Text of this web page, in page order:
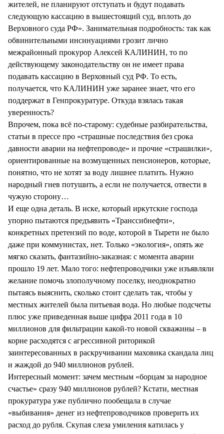
жителей, не планируют отступать и будут подавать
следующую кассацию в вышестоящий суд, вплоть до
Верховного суда РФ». Занимательная подробность: так как
обвинительными инсинуациями грозит лично
межрайонный прокурор Алексей КАЛИНИН, то по
действующему законодательству он не имеет права
подавать кассацию в Верховный суд РФ. То есть,
получается, что КАЛИНИН уже заранее знает, что его
поддержат в Генпрокуратуре. Откуда взялась такая
уверенность?
Впрочем, пока всё по-старому: судебные разбирательства,
статьи в прессе про «страшные последствия без срока
давности аварии на нефтепроводе» и прочие «страшилки»,
ориентированные на возмущенных пенсионеров, которые,
понятно, что не хотят за воду лишнее платить. Нужно
народный гнев потушить, а если не получается, отвести в
чужую сторону…
И еще одна деталь. В иске, который иркутские господа
упорно пытаются предъявить «Транссибнефти»,
конкретных претензий по воде, которой в Тырети не было
даже при коммунистах, нет. Только «экология», опять же
мягко сказать, фантазийно-заказная: с момента аварии
прошло 19 лет. Мало того: нефтепроводчики уже изъявляли
желание помочь злополучному поселку, неоднократно
пытаясь выяснить, сколько стоит сделать так, чтобы у
местных жителей была питьевая вода. Но любые подсчеты
плюс уже приведенная выше цифра 2011 года в 10
миллионов для фильтрации какой-то новой скважины – в
корне расходятся с агрессивной риторикой
заинтересованных в раскручивании маховика скандала лиц
и жаждой до 940 миллионов рублей.
Интересный момент: зачем местным «борцам за народное
счастье» сразу 940 миллионов рублей? Кстати, местная
прокуратура уже публично пообещала в случае
«выбивания» денег из нефтепроводчиков проверить их
расход до рубля. Скупая слеза умиления катилась у